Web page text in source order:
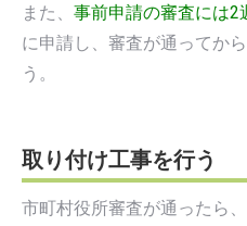
また、 事前申請の審査には2
に申請し、審査が通ってか
う。
取り付け工事を行う
市町村役所審査が通ったら